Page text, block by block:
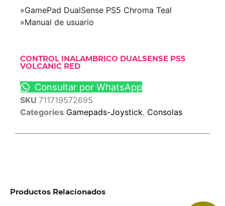
»GamePad DualSense PS5 Chroma Teal
»Manual de usuario
CONTROL INALAMBRICO DUALSENSE PS5
VOLCANIC RED
Consultar por WhatsApp
SKU 711719572695
Categories Gamepads-Joystick, Consolas
Productos Relacionados